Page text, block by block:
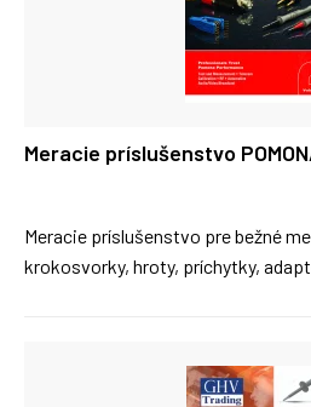
Meracie príslušenstvo
Meracie príslušenstvo pre bežné
krokosvorky, hroty, príchytky,